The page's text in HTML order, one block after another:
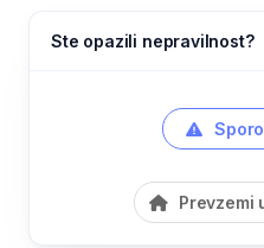
Ste opazili nepravilnost?
Prevzemi